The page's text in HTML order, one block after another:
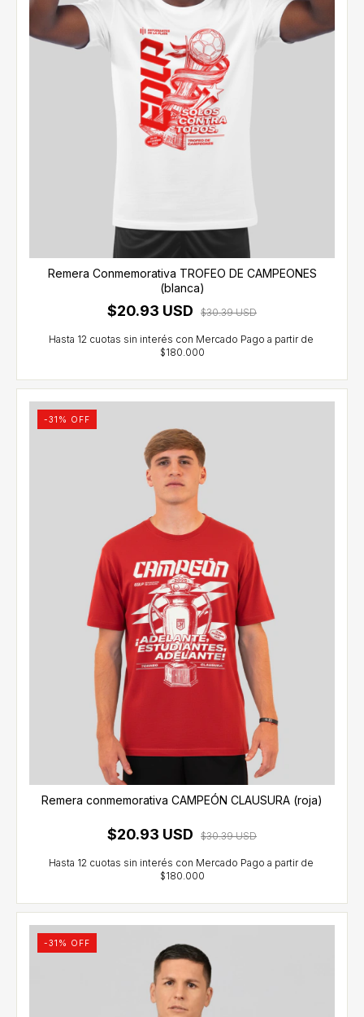
Remera Conmemorativa TROFEO DE CAMPEONES
(blanca)
$20.93 USD $30.39 USD
-31 % OFF
Remera conmemorativa CAMPEÓN CLAUSURA (roja)
$20.93 USD $30.39 USD
-31 % OFF